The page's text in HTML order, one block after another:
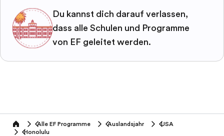
Du kannst dich darauf verlassen,
dass alle Schulen und Programme
von EF geleitet werden.
home Alle EF Programme Auslandsjahr
USA
Honolulu